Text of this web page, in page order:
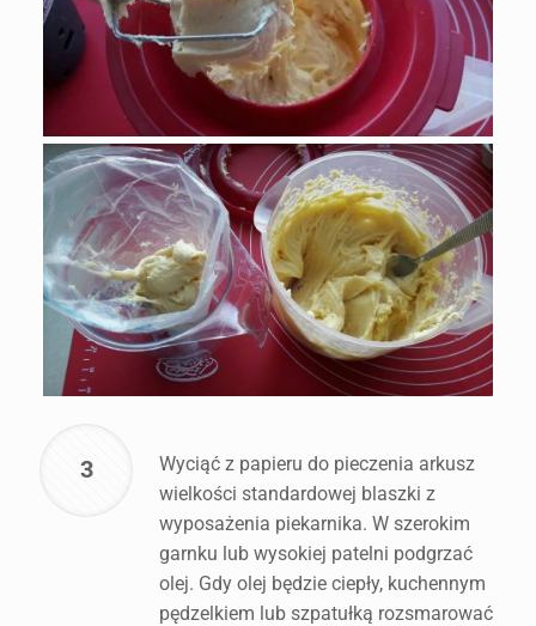
3
Wyciąć z papieru do pieczenia arkusz
wielkości standardowej blaszki z
wyposażenia piekarnika. W szerokim
garnku lub wysokiej patelni podgrzać
olej. Gdy olej będzie ciepły, kuchennym
pędzelkiem lub szpatułką rozsmarować